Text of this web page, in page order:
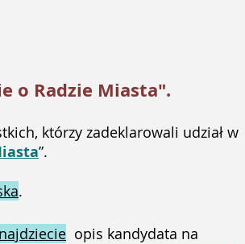
o Radzie Miasta".
którzy zadeklarowali udział w
”.
.
opis kandydata na